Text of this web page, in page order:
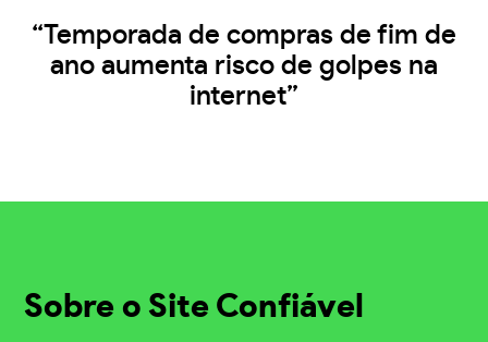
“Temporada de compras de fim de
ano aumenta risco de golpes na
internet”
Sobre o Site Confiável